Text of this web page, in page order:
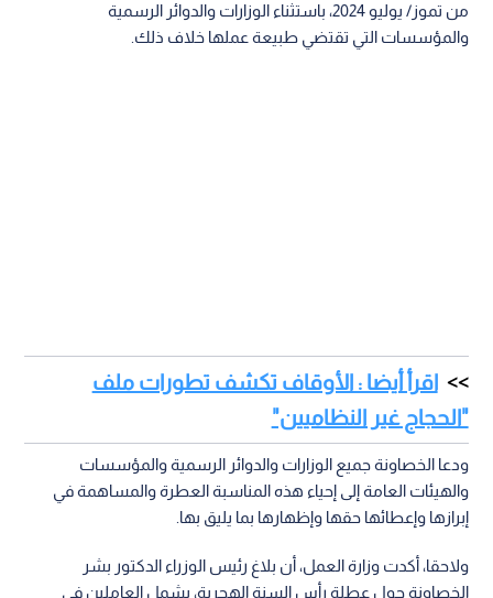
من تموز/ يوليو 2024، باستثناء الوزارات والدوائر الرسمية
والمؤسسات التي تقتضي طبيعة عملها خلاف ذلك.
اقرأ أيضا : الأوقاف تكشف تطورات ملف
"الحجاج غير النظاميين"
ودعا الخصاونة جميع الوزارات والدوائر الرسمية والمؤسسات
والهيئات العامة إلى إحياء هذه المناسبة العطرة والمساهمة في
إبرازها وإعطائها حقها وإظهارها بما يليق بها.
ولاحقا، أكدت وزارة العمل، أن بلاغ رئيس الوزراء الدكتور بشر
الخصاونة حول عطلة رأس السنة الهجرية، يشمل العاملين في